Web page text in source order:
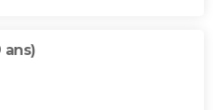
ans)